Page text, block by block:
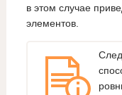
в этом случае
элементов.